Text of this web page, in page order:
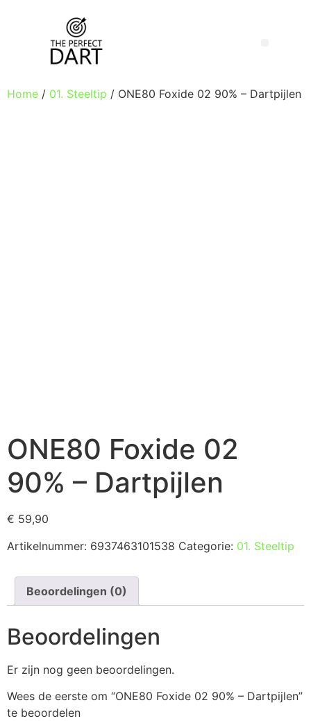
Home / 01. Steeltip / ONE80 Foxide 02 90% – Dartpijlen
ONE80 Foxide 02
90% – Dartpijlen
€ 59,90
Artikelnummer: 6937463101538 Categorie: 01. Steeltip
Beoordelingen (0)
Beoordelingen
Er zijn nog geen beoordelingen.
Wees de eerste om “ONE80 Foxide 02 90% – Dartpijlen”
te beoordelen